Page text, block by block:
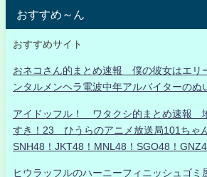
おすすめ～ん
おすすめサイト
おネコさん的まとめ速報 僕の彼女はエリ
ンタルメンヘラ電波中年アルバイターのぬ
アイドッフル！ ワタクシ的まとめ速報
すき！23 ひうらのアニメ放送局101ちゃ
SNH48！JKT48！MNL48！SGO48！
ヒウラッフルのハーニーフィニッシュゴミ